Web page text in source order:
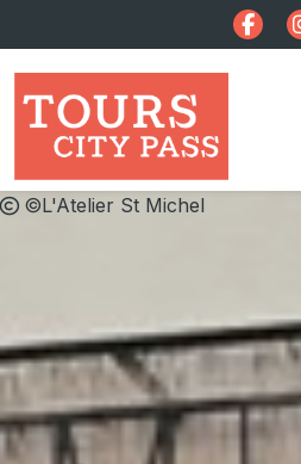
Aller au contenu principal
©L'Atelier St Michel